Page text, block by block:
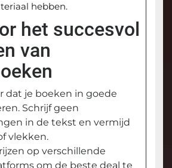
hebben.
het succesvol
van
dat je boeken in goede
Schrijf geen
in de tekst en vermijd
vlekken.
op verschillende
om de beste deal te